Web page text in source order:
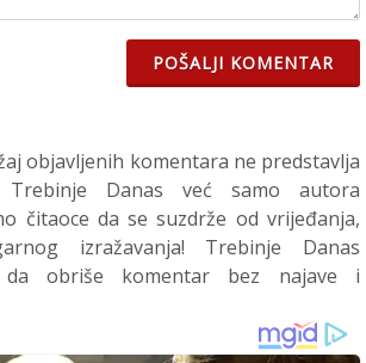
POŠALJI KOMENTAR
objavljenih komentara ne predstavlja
Trebinje Danas već samo autora
čitaoce da se suzdrže od vrijeđanja,
izražavanja! Trebinje Danas
da obriše komentar bez najave i